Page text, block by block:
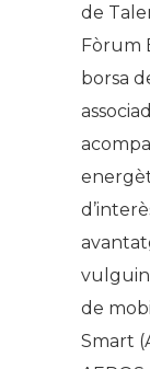
de
Fòrum
borsa
vulguin
de
Smart